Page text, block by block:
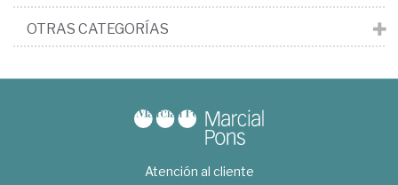
OTRAS CATEGORÍAS
Atención al cliente